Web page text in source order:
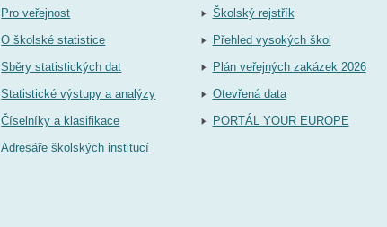
Pro veřejnost
O školské statistice
Sběry statistických dat
Statistické výstupy a analýzy
Číselníky a klasifikace
Adresáře školských institucí
Školský rejstřík
Přehled vysokých škol
Plán veřejných zakázek 2026
Otevřená data
PORTÁL YOUR EUROPE